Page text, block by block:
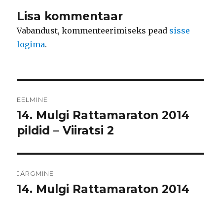
Lisa kommentaar
Vabandust, kommenteerimiseks pead sisse
logima.
EELMINE
Eelmine
postitus:
14. Mulgi Rattamaraton 2014
pildid – Viiratsi 2
JÄRGMINE
Järgmine
14. Mulgi Rattamaraton 2014